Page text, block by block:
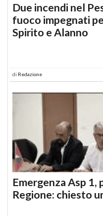
Due incendi nel
fuoco impegnati
Spirito e Alanno
di Redazione
Emergenza Asp
Regione: chiesto